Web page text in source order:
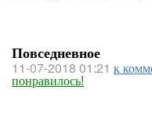
Повседневное
11-07-2018 01:21 к
понравилось!